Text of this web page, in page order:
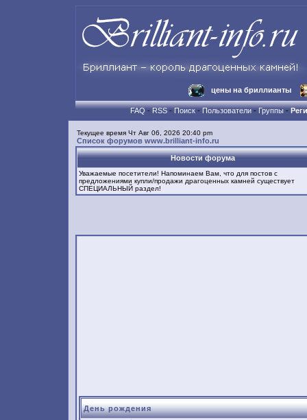
цены на бриллианты
FAQ-RSS-Поиск-Пользователи-Группы-
Текущее время Чт Авг 06, 2026 20:40 pm
Список форумов www.brilliant-info.ru
Новости форума
Уважаемые посетители! Напоминаем Вам, что для постов с
предложениями купли/продажи драгоценных камней существует
СПЕЦИАЛЬНЫЙ раздел!
День рождения